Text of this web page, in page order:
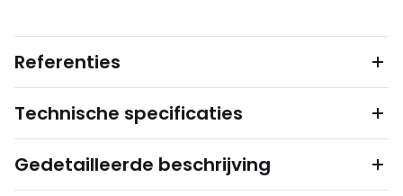
Referenties
Technische specificaties
Gedetailleerde beschrijving